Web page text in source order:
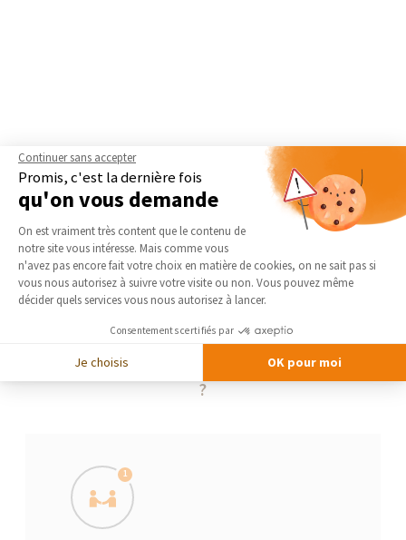
La Maison Des Travaux, comment ça marche
?
1
Continuer sans accepter
Promis, c'est la dernière fois
qu'on vous demande
Plateforme de Gestion du
On est vraiment très content que le contenu de
notre site vous intéresse. Mais comme vous
n'avez pas encore fait votre choix en matière de cookies, on ne sait pas si
vous nous autorisez à suivre votre visite ou non. Vous pouvez même
décider quels services vous nous autorisez à lancer.
Consentements certifiés par
Je choisis OK pour moi
Axeptio consent